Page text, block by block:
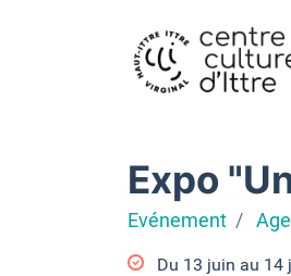
Expo
Evénement
Du 13 juin au 14